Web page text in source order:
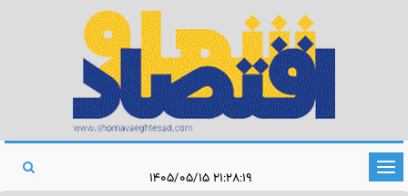
تغییر
۲۱:۲۸:۱۹ ۱۴۰۵/۰۵/۱۵